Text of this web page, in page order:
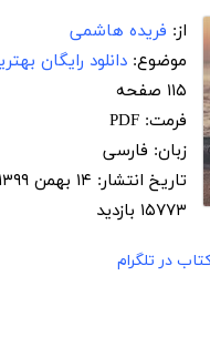
از: فریده هاشمی
موضوع: دانلود رایگان
۱۱۵ صفحه
فرمت: PDF
زبان: فارسی
تاریخ انتشار: ۱۴ بهمن ۱۳۹۹
۱۵۷۷۳ بازدید
در تلگرام